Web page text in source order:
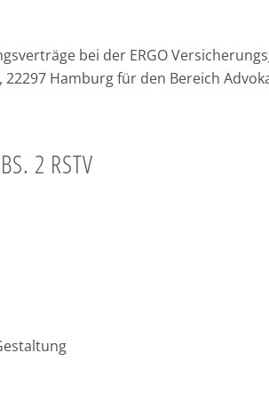
bei der ERGO
Hamburg für den Bereich
2 RSTV